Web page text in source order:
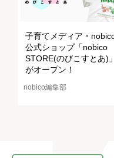
子育てメディア・
公式ショップ「nobico
STORE(のびこすとあ)」
がオープン！
nobico編集部